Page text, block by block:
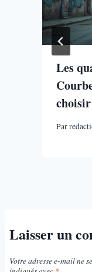
Les
Par
Laisser un
Votre adresse e-mail ne